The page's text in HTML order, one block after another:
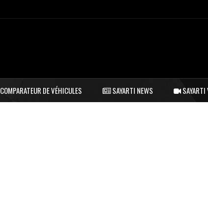
COMPARATEUR DE VÉHICULES SAYARTI NEWS